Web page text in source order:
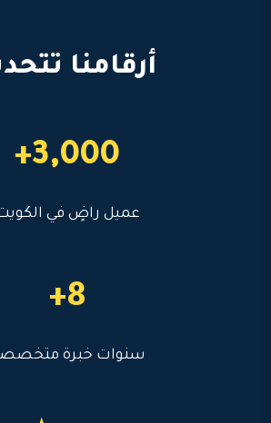
أرقامنا
3,000+
عميل راضٍ في
8+
سنوات خبرة